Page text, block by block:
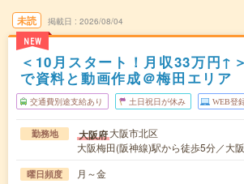
未読
NEW
掲載日 2026/08/04
＜10月スタート！月収33万円↑
で資料と動画作成＠梅田エリア
交通費別途支給あり 土日祝日が休み WEB登
勤務地 大阪府大阪市北区
大阪梅田(阪神線)駅から徒歩5分／大
曜日頻度 月～金